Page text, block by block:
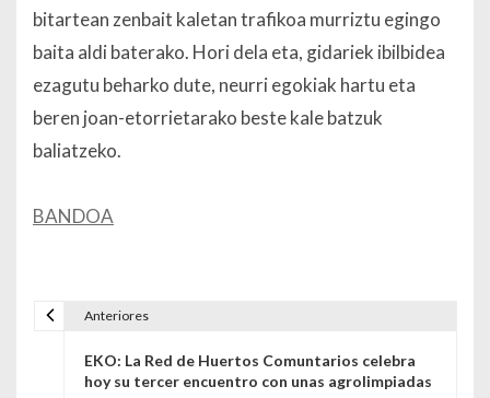
bitartean zenbait kaletan trafikoa murriztu egingo
baita aldi baterako. Hori dela eta, gidariek ibilbidea
ezagutu beharko dute, neurri egokiak hartu eta
beren joan-etorrietarako beste kale batzuk
baliatzeko.
BANDOA
Anteriores
EKO: La Red de Huertos Comuntarios celebra
hoy su tercer encuentro con unas agrolimpiadas